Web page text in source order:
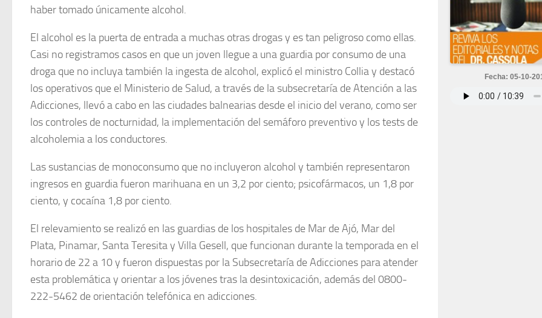
haber tomado únicamente alcohol.
El alcohol es la puerta de entrada a muchas otras drogas y es tan peligroso como ellas.
Casi no registramos casos en que un joven llegue a una guardia por consumo de una
droga que no incluya también la ingesta de alcohol, explicó el ministro Collia y destacó
los operativos que el Ministerio de Salud, a través de la subsecretaría de Atención a las
Adicciones, llevó a cabo en las ciudades balnearias desde el inicio del verano, como ser
los controles de nocturnidad, la implementación del semáforo preventivo y los tests de
alcoholemia a los conductores.
Las sustancias de monoconsumo que no incluyeron alcohol y también representaron
ingresos en guardia fueron marihuana en un 3,2 por ciento; psicofármacos, un 1,8 por
ciento, y cocaína 1,8 por ciento.
El relevamiento se realizó en las guardias de los hospitales de Mar de Ajó, Mar del
Plata, Pinamar, Santa Teresita y Villa Gesell, que funcionan durante la temporada en el
horario de 22 a 10 y fueron dispuestas por la Subsecretaría de Adicciones para atender
esta problemática y orientar a los jóvenes tras la desintoxicación, además del 0800-
222-5462 de orientación telefónica en adicciones.
Fecha: 05-10-